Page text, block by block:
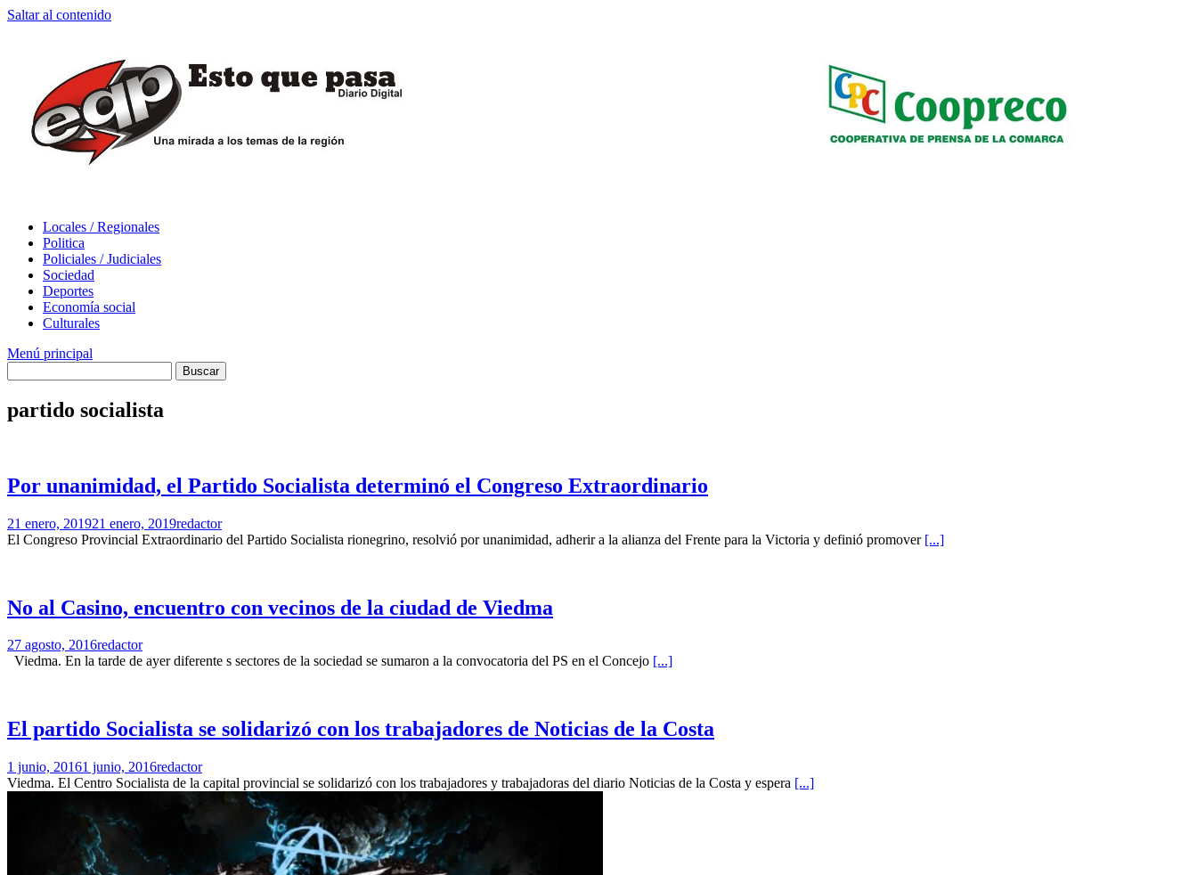
Saltar al contenido
Locales / Regionales
Politica
Policiales / Judiciales
Sociedad
Deportes
Economía social
Culturales
Menú principal
partido socialista
Por unanimidad, el Partido Socialista determinó el Congreso Extraordinario
21 enero, 201921 enero, 2019redactor
El Congreso Provincial Extraordinario del Partido Socialista rionegrino, resolvió por unanimidad, adherir a la alianza del Frente para la Victoria y definió promover [...]
No al Casino, encuentro con vecinos de la ciudad de Viedma
27 agosto, 2016redactor
Viedma. En la tarde de ayer diferente s sectores de la sociedad se sumaron a la convocatoria del PS en el Concejo [...]
El partido Socialista se solidarizó con los trabajadores de Noticias de la Costa
1 junio, 20161 junio, 2016redactor
Viedma. El Centro Socialista de la capital provincial se solidarizó con los trabajadores y trabajadoras del diario Noticias de la Costa y espera [...]